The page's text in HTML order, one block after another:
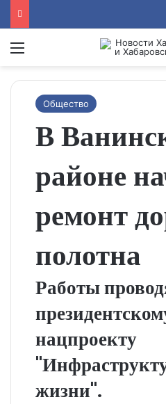
Menu
Общество
В
районе
ремонт
полотна
Работы
нацпроекту
жизни".